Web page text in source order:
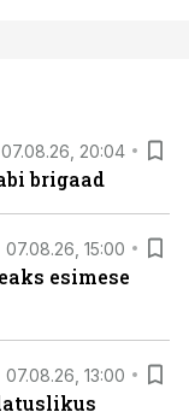
07.08.26, 20:04
brigaad
07.08.26, 15:00
esimese
07.08.26, 13:00